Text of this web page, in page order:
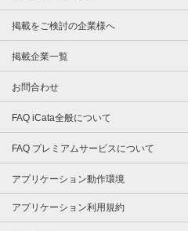
掲載をご検討の企業様へ
掲載企業一覧
お問合わせ
FAQ iCata全般について
FAQ プレミアムサービスについて
アプリケーション動作環境
アプリケーション利用規約